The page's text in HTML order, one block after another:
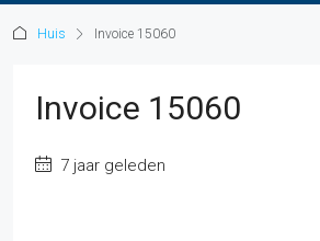
Huis Invoice 15060
Invoice 15060
7 jaar geleden